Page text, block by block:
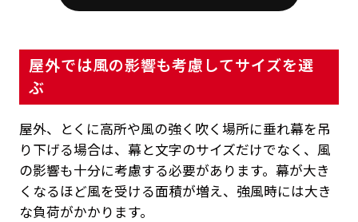
屋外では風の影響も考慮してサイズを選
ぶ
屋外、とくに高所や風の強く吹く場所に垂れ幕を吊
り下げる場合は、幕と文字のサイズだけでなく、風
の影響も十分に考慮する必要があります。幕が大き
くなるほど風を受ける面積が増え、強風時には大き
な負荷がかかります。